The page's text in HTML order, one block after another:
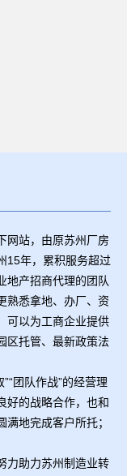
站，由原苏州厂房
15年，累积服务超过
地产招商代理的团队
熟悉拿地、办厂、资
可以为工商企业提供
区托管、最新政策法
团队作战”的经营理
好的战略合作，也和
地完成客户所托；
助力苏州制造业转